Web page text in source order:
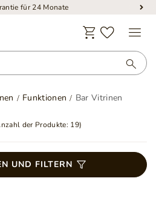
für 24 Monate
Funktionen Bar Vitrinen
der Produkte: 19)
UND FILTERN